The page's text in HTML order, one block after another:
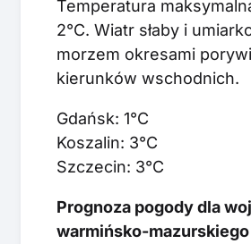
Temperatura
2°C. Wiatr słaby i
morzem okresami
kierunków wschodnich.
Gdańsk: 1°C
Koszalin: 3°C
Szczecin: 3°C
Prognoza pogody dla
warmińsko-mazurskiego